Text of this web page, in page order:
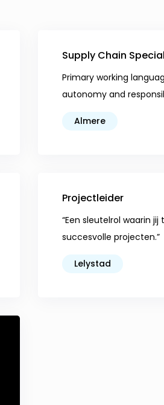
Supply Chain
Primary working
autonomy and
Almere
Projectleider
“Een sleutelrol waarin
succesvolle projecten.”
Lelystad